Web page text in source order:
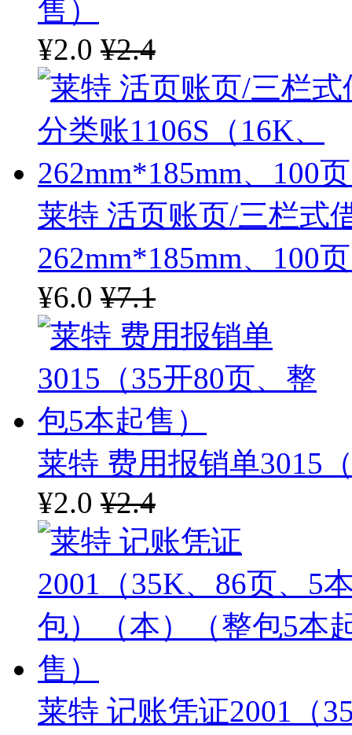
广奔
南孚
普象
松下
邦尼
蓝月亮
枪手
汰渍
天球
白猫
庆丰
雕牌
匡迪
超能
用友
售）
¥2.0 ¥2.4
莱特 活页账页/三栏式
262mm*185mm、100
¥6.0 ¥7.1
莱特 费用报销单3015
¥2.0 ¥2.4
莱特 记账凭证2001（